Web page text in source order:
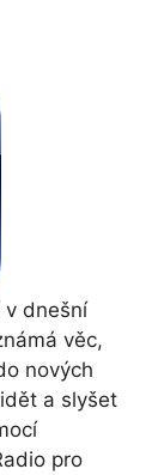
v dnešní
věc,
nových
a slyšet
pro